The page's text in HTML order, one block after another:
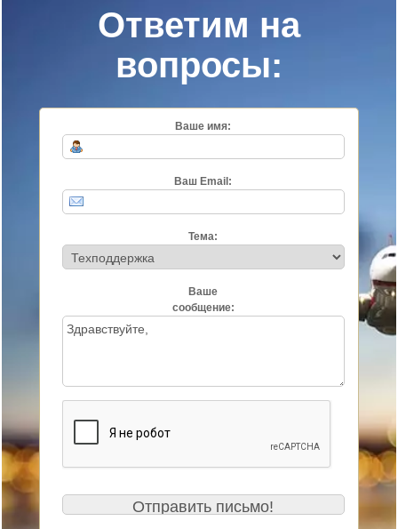
Ответим на
вопросы:
Ваше имя:
Ваш Email:
Тема:
Ваше
сообщение: